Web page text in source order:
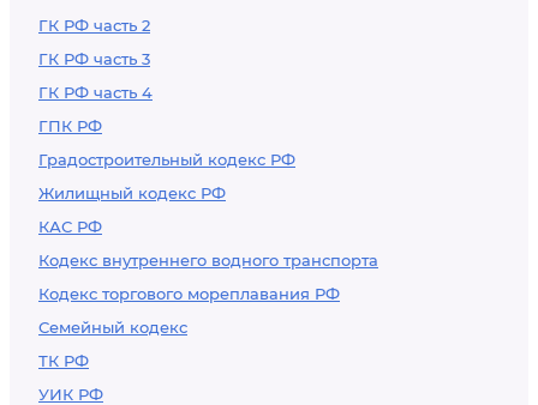
ГК РФ часть 2
ГК РФ часть 3
ГК РФ часть 4
ГПК РФ
Градостроительный кодекс РФ
Жилищный кодекс РФ
КАС РФ
Кодекс внутреннего водного транспорта
Кодекс торгового мореплавания РФ
Семейный кодекс
ТК РФ
УИК РФ